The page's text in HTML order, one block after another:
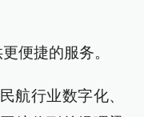
便捷的服务。
航行业数字化、